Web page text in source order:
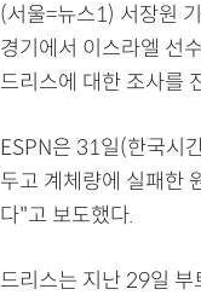
(서울=뉴스1) 서장원
경기에서 이스라엘 선
드리스에 대한 조사를
ESPN은 31일(한국시
두고 계체량에 실패한
다"고 보도했다.
드리스는 지난 29일 부